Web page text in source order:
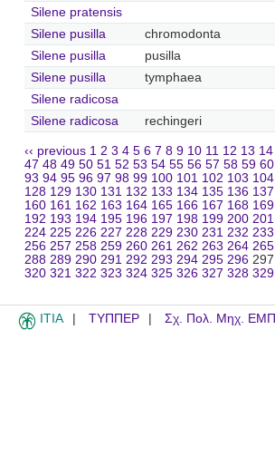
Silene pratensis
Silene pusilla
chromodonta
Silene pusilla
pusilla
Silene pusilla
tymphaea
Silene radicosa
Silene radicosa
rechingeri
‹‹ previous 1 2 3 4 5 6 7 8 9 10 11 12 13 14
47 48 49 50 51 52 53 54 55 56 57 58 59 60
93 94 95 96 97 98 99 100 101 102 103 104
128 129 130 131 132 133 134 135 136 137
160 161 162 163 164 165 166 167 168 169
192 193 194 195 196 197 198 199 200 201
224 225 226 227 228 229 230 231 232 233
256 257 258 259 260 261 262 263 264 265
288 289 290 291 292 293 294 295 296 297
320 321 322 323 324 325 326 327 328 329
ITIA ΤΥΠΠΕΡ Σχ. Πολ. Μηχ. ΕΜΠ